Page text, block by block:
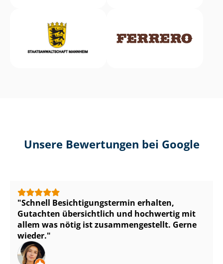
Unsere Bewertungen bei Google
Schnell Be­sich­ti­gungs­ter­min erhalten,
Gutachten übersichtlich und hochwertig mit
allem was nötig ist zu­sam­men­ge­stellt. Gerne
wieder.